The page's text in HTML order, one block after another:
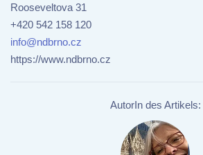
Rooseveltova 31
+420 542 158 120
info@ndbrno.cz
https://www.ndbrno.cz
AutorIn des Artikels: